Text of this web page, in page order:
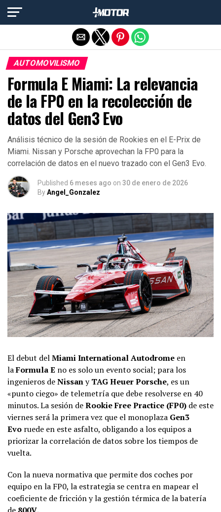
AUTOMOVILISMO
Formula E Miami: La relevancia
de la FP0 en la recolección de
datos del Gen3 Evo
Análisis técnico de la sesión de Rookies en el E-Prix de
Miami. Nissan y Porsche aprovechan la FP0 para la
correlación de datos en el nuevo trazado con el Gen3 Evo.
Published 6 meses ago on 30 de enero de 2026
ByAngel_Gonzalez
El debut delMiami International Autodrome en
laFormula E no es solo un evento social; para los
ingenieros deNissanyTAG Heuer Porsche, es un
«punto ciego» de telemetría que debe resolverse en 40
minutos. La sesión deRookie Free Practice (FP0) de este
viernes será la primera vez que el monoplaza Gen3
Evo ruede en este asfalto, obligando a los equipos a
priorizar la correlación de datos sobre los tiempos de
vuelta.
Con la nueva normativa que permite dos coches por
equipo en la FP0, la estrategia se centra en mapear el
coeficiente de fricción y la gestión térmica de la batería
Salir de la versión móvil